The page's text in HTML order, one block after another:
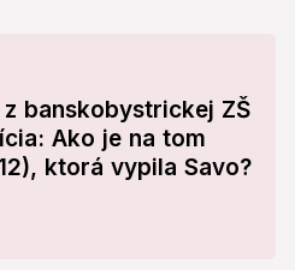
banskobystrickej ZŠ
Ako je na tom
ktorá vypila Savo?